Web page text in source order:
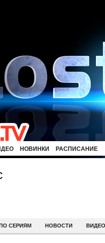
НОВИНКИ РАСПИСАНИЕ
СЕРИЯМ НОВОСТИ ВИДЕО